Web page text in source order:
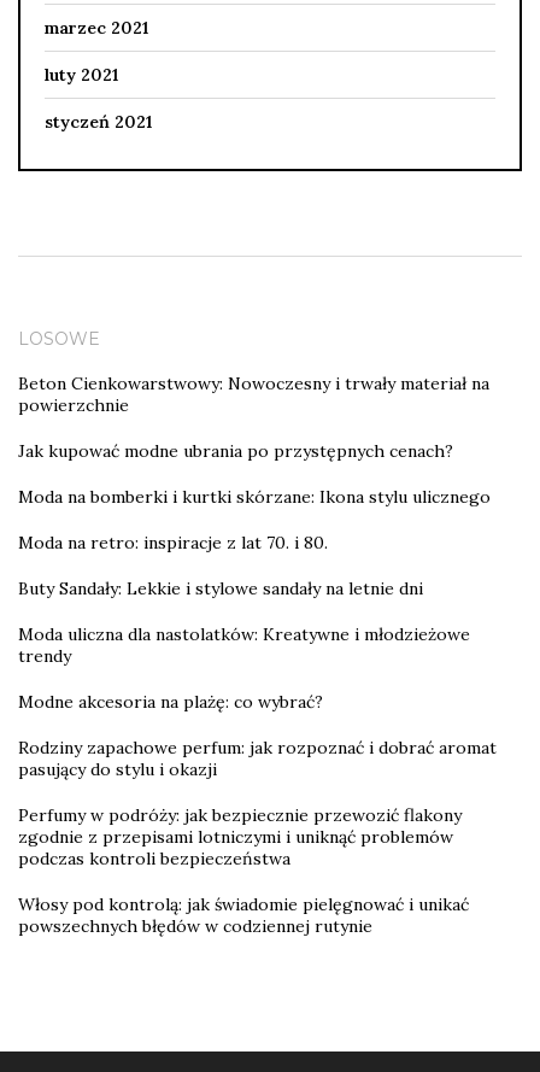
marzec 2021
luty 2021
styczeń 2021
LOSOWE
Beton Cienkowarstwowy: Nowoczesny i trwały materiał na
powierzchnie
Jak kupować modne ubrania po przystępnych cenach?
Moda na bomberki i kurtki skórzane: Ikona stylu ulicznego
Moda na retro: inspiracje z lat 70. i 80.
Buty Sandały: Lekkie i stylowe sandały na letnie dni
Moda uliczna dla nastolatków: Kreatywne i młodzieżowe
trendy
Modne akcesoria na plażę: co wybrać?
Rodziny zapachowe perfum: jak rozpoznać i dobrać aromat
pasujący do stylu i okazji
Perfumy w podróży: jak bezpiecznie przewozić flakony
zgodnie z przepisami lotniczymi i uniknąć problemów
podczas kontroli bezpieczeństwa
Włosy pod kontrolą: jak świadomie pielęgnować i unikać
powszechnych błędów w codziennej rutynie